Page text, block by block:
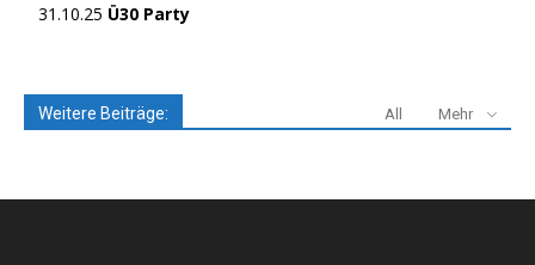
31.10.25 Ü30 Party
Weitere Beiträge: All Mehr